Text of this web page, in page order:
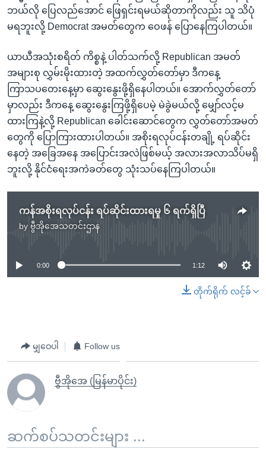
ဘယ်လို ပြေလည်အောင် ဖြေရှင်းရမယ်ဆိုတာကိုလည်း သူ သိပုံ
မရဘူးလို့ Democrat အမတ်တွေက ဝေဖန် ပြောနေကြပါတယ်။
ယာယီအသုံးစရိတ် ကိစ္စနဲ့ ပါတ်သက်လို့ Republican အမတ်
အများစု လွှမ်းမိုးထားတဲ့ အထက်လွှတ်တော်မှာ ဒီကနေ့
ကြာသပတေးနေ့မှာ ဆွေးနွေးဖို့ရှိနေပါတယ်။ အောက်လွှတ်တော်
မှာလည်း ဒီကနေ့ ဆွေးနွေးကြဖို့ရှိပေမဲ့ မဲခွဲမယ်လို့ မျှော်လင့်မ
ထားကြနဲ့လို့ Republican ခေါင်းဆောင်တွေက လွှတ်တော်အမတ်
တွေကို ပြောကြားထားပါတယ်။ အစိုးရလုပ်ငန်းတချို့ ရပ်ဆိုင်း
နေတဲ့ အခြေအနေ အပြောင်းအလဲဖြစ်မယ့် အလားအလာသိပ်မရှိ
ဘူးလို့ နိုင်ငံရေးအကဲခတ်တွေ သုံးသပ်နေကြပါတယ်။
ကန်အစိုးရလုပ်ငန်း ရပ်ဆိုင်းထားရမှု ၆ ရက်ရှိပြီ
by ဗွီအိုအေသတင်းဌာန
No media source currently available
0:00 1:12
တိုက်ရိုက် လင့်ခ်
မျှဝေပါ Follow us
ဗွီအိုအေ (မြန်မာပိုင်း)
ဆက်စပ်သတင်းများ ...